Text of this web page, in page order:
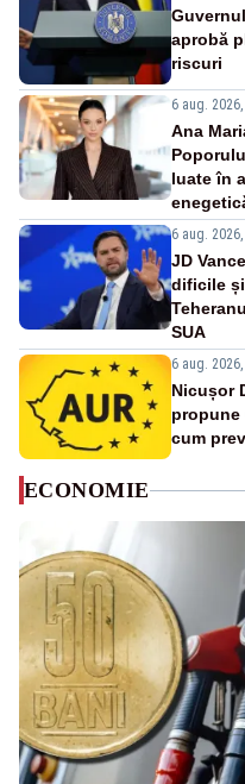
aprobă
riscuri
6 aug.
Ana
luate în
6 aug.
JD
dificile
SUA
6 aug.
Nicușor
propune
cum
ECONOMIE